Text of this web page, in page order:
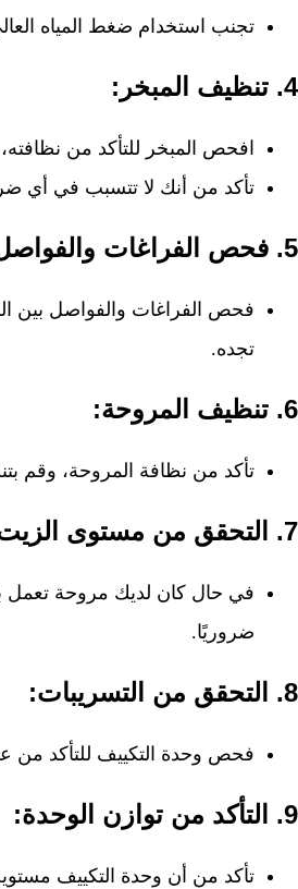
تجنب استخدام ضغط المياه
4. تنظيف المبخر:
افحص المبخر للتأكد من
تأكد من أنك لا تتسبب في أي
5. فحص الفراغات
فحص الفراغات والفواصل بين
تجده.
6. تنظيف المروحة:
تأكد من نظافة المروحة، وقم
7. التحقق من مستوى
في حال كان لديك مروحة تعمل
ضروريًا.
8. التحقق من التسريبات:
فحص وحدة التكييف للتأكد من
9. التأكد من توازن الوحدة:
تأكد من أن وحدة التكييف